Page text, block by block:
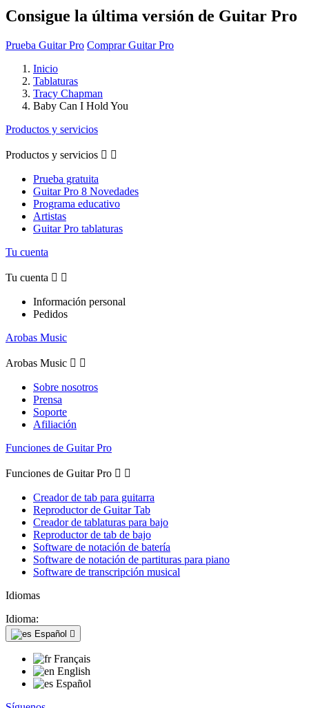
Consigue la última versión de Guitar Pro
Prueba Guitar Pro Comprar Guitar Pro
Inicio
Tablaturas
Tracy Chapman
Baby Can I Hold You
Productos y servicios
Productos y servicios  
Prueba gratuita
Guitar Pro 8 Novedades
Programa educativo
Artistas
Guitar Pro tablaturas
Tu cuenta
Tu cuenta  
Información personal
Pedidos
Arobas Music
Arobas Music  
Sobre nosotros
Prensa
Soporte
Afiliación
Funciones de Guitar Pro
Funciones de Guitar Pro  
Creador de tab para guitarra
Reproductor de Guitar Tab
Creador de tablaturas para bajo
Reproductor de tab de bajo
Software de notación de batería
Software de notación de partituras para piano
Software de transcripción musical
Idiomas
Idioma:
Español 
Français
English
Español